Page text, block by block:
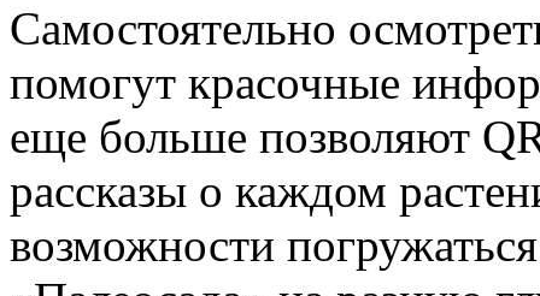
Самостоятельно
помогут красочные
еще больше позволяют
рассказы о каждом
возможности